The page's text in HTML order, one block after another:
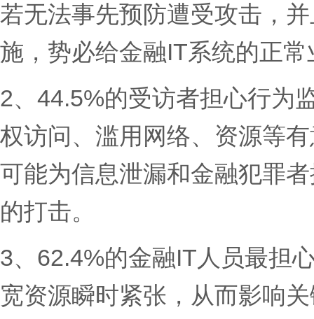
若无法事先预防遭受攻击，
施，势必给金融IT系统的正
2、44.5%的受访者担心行为
权访问、滥用网络、资源等
可能为信息泄漏和金融犯罪
的打击。
3、62.4%的金融IT人员最担
宽资源瞬时紧张，从而影响